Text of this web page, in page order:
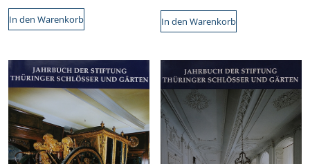
In den Warenkorb In den Warenkorb